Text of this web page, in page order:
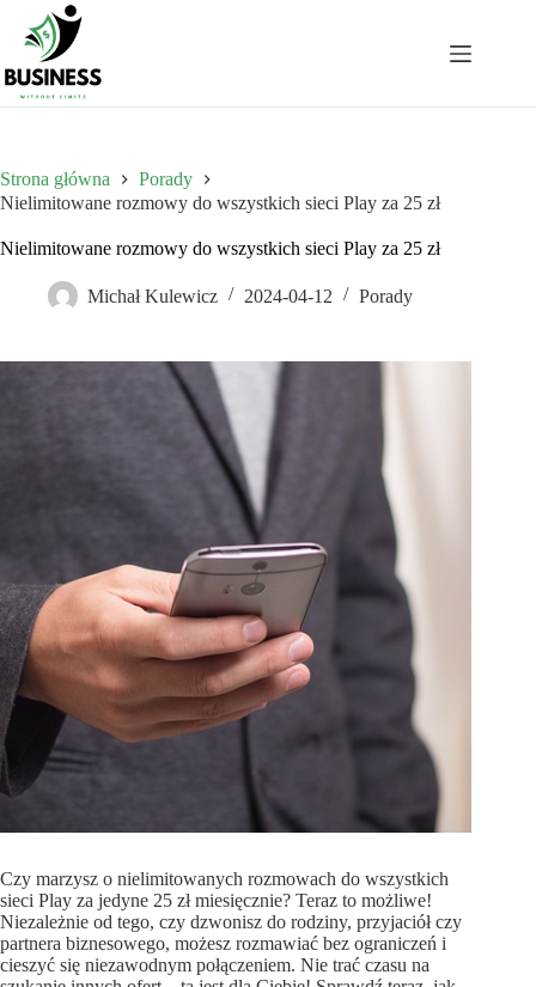
Przejdź
treści
Strona główna
Porady
Nielimitowane rozmowy do wszystkich sieci Play za 25 zł
Nielimitowane rozmowy do wszystkich sieci Play za 25 zł
Michał Kulewicz 2024-04-12 Porady
Czy marzysz o nielimitowanych rozmowach do wszystkich
sieci Play za jedyne 25 zł miesięcznie? Teraz to możliwe!
Niezależnie od tego, czy dzwonisz do rodziny, przyjaciół czy
partnera biznesowego, możesz rozmawiać bez ograniczeń i
cieszyć się niezawodnym połączeniem. Nie trać czasu na